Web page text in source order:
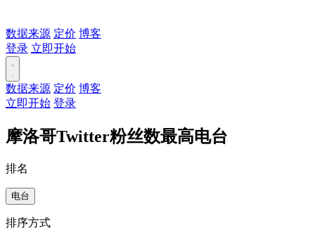
数据来源 定价 博客
登录 立即开始
数据来源 定价 博客
立即开始 登录
摩洛哥Twitter粉丝数最高电台
排名
电台
排序方式